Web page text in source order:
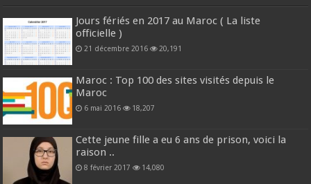
Jours fériés en 2017 au Maroc ( La liste
officielle )
21 décembre 2016 20,191
Maroc : Top 100 des sites visités depuis le
Maroc
6 mai 2016 18,207
Cette jeune fille a eu 6 ans de prison, voici la
raison ..
8 février 2017 14,080